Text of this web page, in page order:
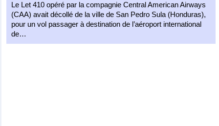
Le Let 410 opéré par la compagnie Central American Airways
(CAA) avait décollé de la ville de San Pedro Sula (Honduras),
pour un vol passager à destination de l’aéroport international
de…